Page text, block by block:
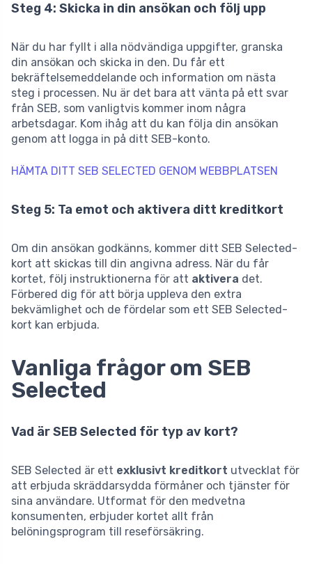
Steg 4: Skicka in din ansökan och följ upp
När du har fyllt i alla nödvändiga uppgifter, granska
din ansökan och skicka in den. Du får ett
bekräftelsemeddelande och information om nästa
steg i processen. Nu är det bara att vänta på ett svar
från SEB, som vanligtvis kommer inom några
arbetsdagar. Kom ihåg att du kan följa din ansökan
genom att logga in på ditt SEB-konto.
HÄMTA DITT SEB SELECTED GENOM WEBBPLATSEN
Steg 5: Ta emot och aktivera ditt kreditkort
Om din ansökan godkänns, kommer ditt SEB Selected-
kort att skickas till din angivna adress. När du får
kortet, följ instruktionerna för att aktivera det.
Förbered dig för att börja uppleva den extra
bekvämlighet och de fördelar som ett SEB Selected-
kort kan erbjuda.
Vanliga frågor om SEB
Selected
Vad är SEB Selected för typ av kort?
SEB Selected är ett exklusivt kreditkort utvecklat för
att erbjuda skräddarsydda förmåner och tjänster för
sina användare. Utformat för den medvetna
konsumenten, erbjuder kortet allt från
belöningsprogram till reseförsäkring.